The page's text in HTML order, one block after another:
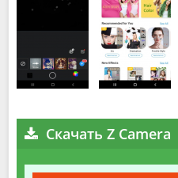
Скачать Z Camera